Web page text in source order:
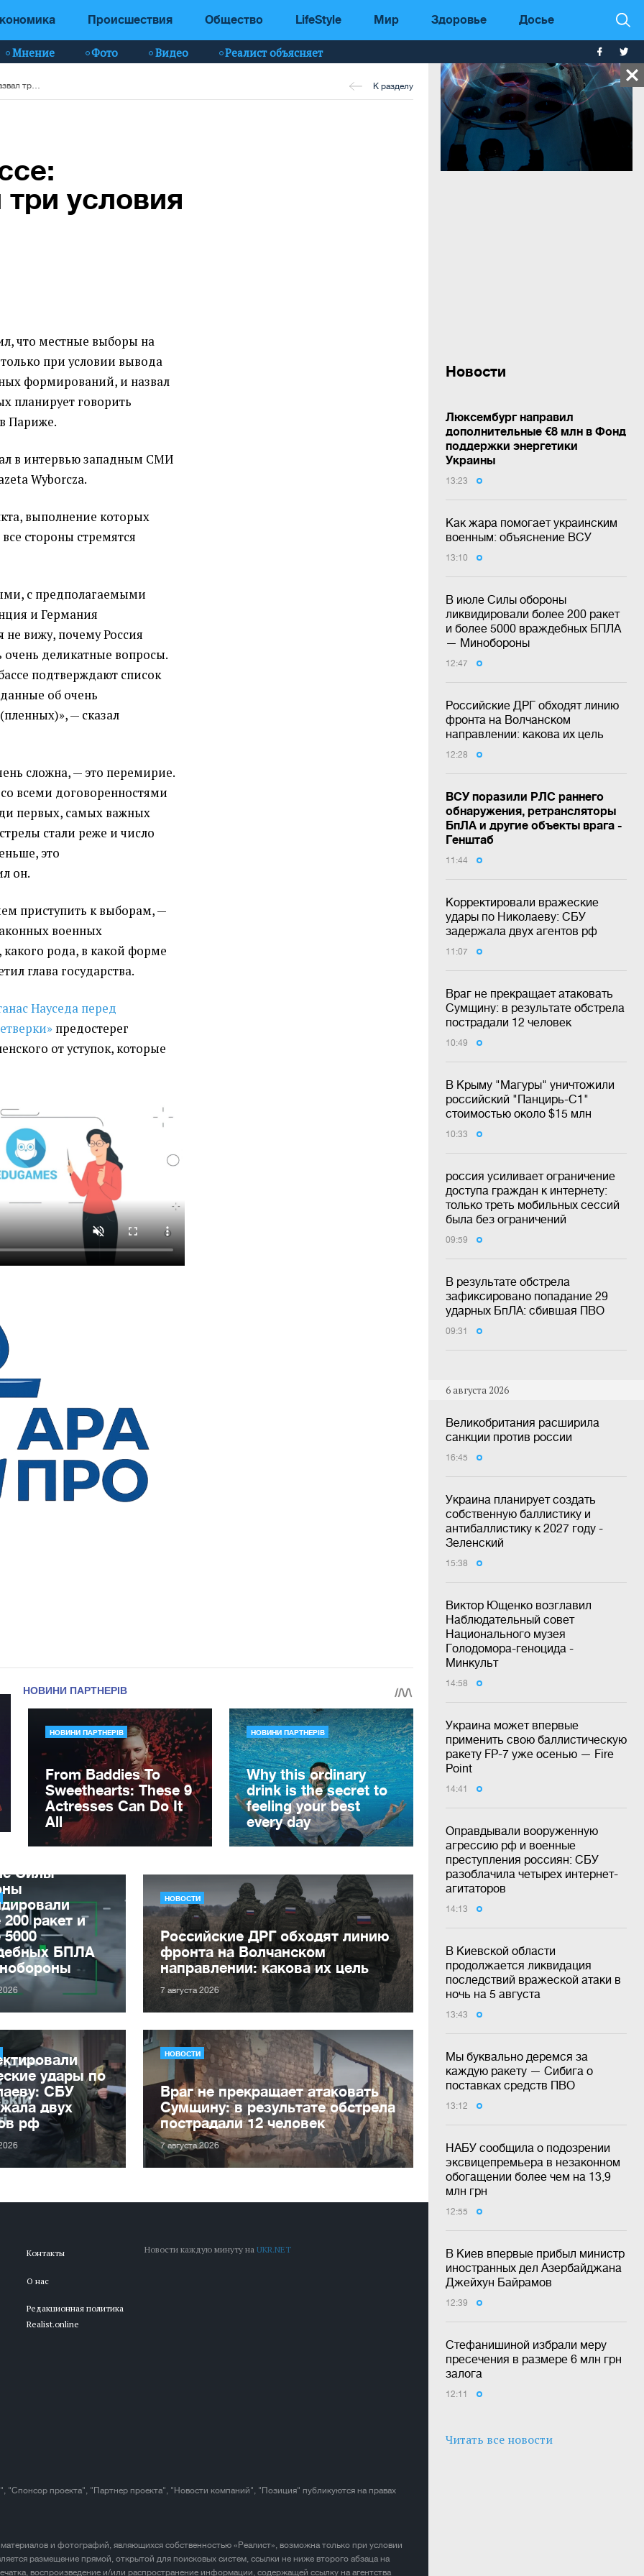
Происшествия Общество LifeStyle Мир Здоровье Досье
Мнение Фото Видео Реалист объясняет
Новости
Люксембург направил
дополнительные €8 млн в Фонд
поддержки энергетики
Украины
13:23
Как жара помогает украинским
военным: объяснение ВСУ
13:10
В июле Силы обороны
ликвидировали более 200 ракет
и более 5000 враждебных БПЛА
— Минобороны
12:47
Российские ДРГ обходят линию
фронта на Волчанском
направлении: какова их цель
12:28
ВСУ поразили РЛС раннего
обнаружения, ретрансляторы
БпЛА и другие объекты врага -
Генштаб
11:44
Корректировали вражеские
удары по Николаеву: СБУ
задержала двух агентов рф
11:07
Враг не прекращает атаковать
Сумщину: в результате обстрела
пострадали 12 человек
10:49
В Крыму "Магуры" уничтожили
российский "Панцирь-С1"
стоимостью около $15 млн
10:33
россия усиливает ограничение
доступа граждан к интернету:
только треть мобильных сессий
была без ограничений
09:59
В результате обстрела
зафиксировано попадание 29
ударных БпЛА: сбившая ПВО
09:31
6 августа 2026
Великобритания расширила
санкции против россии
16:45
Украина планирует создать
собственную баллистику и
антибаллистику к 2027 году -
Зеленский
15:38
Виктор Ющенко возглавил
Наблюдательный совет
Национального музея
Голодомора-геноцида -
Минкульт
14:58
Украина может впервые
применить свою баллистическую
ракету FP-7 уже осенью — Fire
Point
14:41
Оправдывали вооруженную
агрессию рф и военные
преступления россиян: СБУ
разоблачила четырех интернет-
агитаторов
14:13
В Киевской области
продолжается ликвидация
последствий вражеской атаки в
ночь на 5 августа
13:43
Мы буквально деремся за
каждую ракету — Сибига о
поставках средств ПВО
13:12
НАБУ сообщила о подозрении
эксвицепремьера в незаконном
обогащении более чем на 13,9
млн грн
12:55
В Киев впервые прибыл министр
иностранных дел Азербайджана
Джейхун Байрамов
12:39
Стефанишиной избрали меру
пресечения в размере 6 млн грн
залога
12:11
Читать все новости
К разделу
условия
что местные выборы на
при условии вывода
формирований, и назвал
планирует говорить
Париже.
в интервью западным СМИ
Wyborcza.
выполнение которых
стороны стремятся
с предполагаемыми
и Германия
вижу, почему Россия
деликатные вопросы.
подтверждают список
об очень
(пленных)», — сказал
сложна, — это перемирие.
всеми договоренностями
первых, самых важных
стали реже и число
это
он.
приступить к выборам, —
военных
рода, в какой форме
глава государства.
Науседа перед
предостерег
от уступок, которые
Силы
200 ракет и
5000
БПЛА
НОВОСТИ
Российские ДРГ обходят линию
фронта на Волчанском
направлении: какова их цель
7 августа 2026
удары по
СБУ
двух
рф
НОВОСТИ
Враг не прекращает атаковать
Сумщину: в результате обстрела
пострадали 12 человек
7 августа 2026
Контакты
О нас
Редакционная политика
Realist.online
Новости каждую минуту наUKR.NET
проекта", "Партнер проекта", "Новости компаний", "Позиция" публикуются на правах
и фотографий, являющихся собственностью «Реалист», возможна только при условии
размещение прямой, открытой для поисковых систем, ссылки не ниже второго абзаца на
воспроизведение и/или распространение информации, содержащей ссылку на агентства